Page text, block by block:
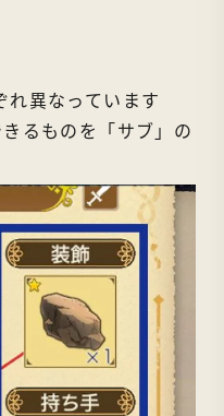
異なっています
るものを「サブ」の